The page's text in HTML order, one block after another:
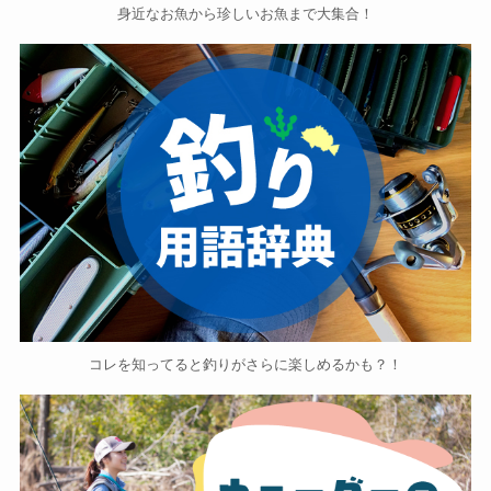
身近なお魚から珍しいお魚まで大集合！
コレを知ってると釣りがさらに楽しめるかも？！